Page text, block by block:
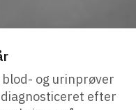
og urinprøver
efter